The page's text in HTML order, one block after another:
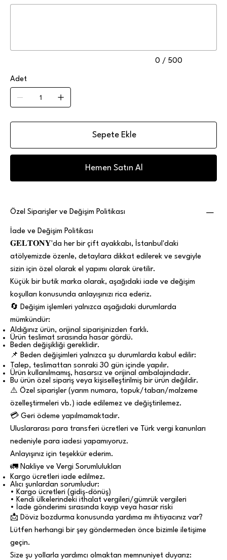
0 / 500
Adet
Sepete Ekle
Hemen Satın Al
Özel Siparişler ve Değişim Politikası
İade ve Değişim Politikası
𝐆𝐄𝐋𝐓𝐎𝐍𝐘'da her bir çift ayakkabı, İstanbul'daki
atölyemizde özenle, detaylara dikkat edilerek ve sevgiyle
sizin için özel olarak el yapımı olarak üretilir.
Küçük bir butik marka olarak, aşağıdaki iade ve değişim
koşulları konusunda anlayışınızı rica ederiz.
🔄 Değişim işlemleri yalnızca aşağıdaki durumlarda
mümkündür:
Aldığınız ürün, orijinal siparişinizden farklı.
Ürün teslimat sırasında hasar gördü.
Beden değişikliği gereklidir.
📌 Beden değişimleri yalnızca şu durumlarda kabul edilir:
Talep, teslimattan sonraki 30 gün içinde yapılır.
Ürün kullanılmamış, hasarsız ve orijinal ambalajındadır.
Bu ürün özel sipariş veya kişiselleştirilmiş bir ürün değildir.
⚠️ Özel siparişler (yarım numara, topuk/taban/malzeme
özelleştirmeleri vb.) iade edilemez ve değiştirilemez.
💳 Geri ödeme yapılmamaktadır.
Uluslararası para transferi ücretleri ve Türk vergi kanunları
nedeniyle para iadesi yapamıyoruz.
Anlayışınız için teşekkür ederim.
🚛 Nakliye ve Vergi Sorumlulukları
Kargo ücretleri iade edilmez.
Alıcı şunlardan sorumludur:
• Kargo ücretleri (gidiş-dönüş)
• Kendi ülkelerindeki ithalat vergileri/gümrük vergileri
• İade gönderimi sırasında kayıp veya hasar riski
📩 Döviz bozdurma konusunda yardıma mı ihtiyacınız var?
Lütfen herhangi bir şey göndermeden önce bizimle iletişime
geçin.
Size şu yollarla yardımcı olmaktan memnuniyet duyarız: